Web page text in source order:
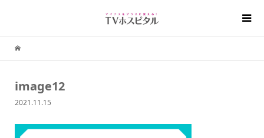
image12
2021.11.15